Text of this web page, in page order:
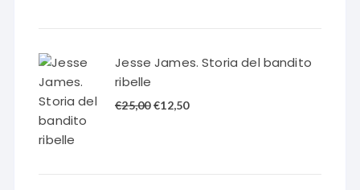
€20,00. €10,00.
Jesse James. Storia del bandito
ribelle
€25,00 Il
€12,50Il